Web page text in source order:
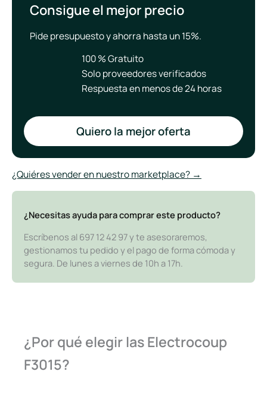
Consigue el mejor precio
Pide presupuesto y ahorra hasta un 15%.
100 % Gratuito
Solo proveedores verificados
Respuesta en menos de 24 horas
Quiero la mejor oferta
¿Quiéres vender en nuestro marketplace? →
¿Necesitas ayuda para comprar este producto?
Escríbenos al 697 12 42 97 y te asesoraremos,
gestionamos tu pedido y el pago de forma cómoda y
segura. De lunes a viernes de 10h a 17h.
¿Por qué elegir las Electrocoup
F3015?